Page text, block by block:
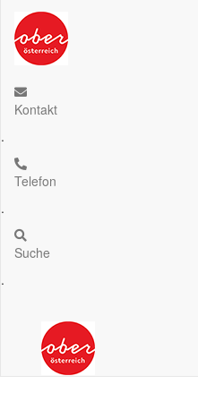
Kontakt
.
Telefon
.
Suche
.